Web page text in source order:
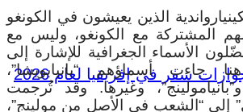
الذين يعيشون في الكونغو
المشتركة مع الكونغو، وليس مع
الأسماء الجغرافية للإشارة إلى
جاءت أسماؤهم “بانيابويشا”،
وغيرها. وقد تُرجمت
إلى “الشعب في الأصل من مولينج”،